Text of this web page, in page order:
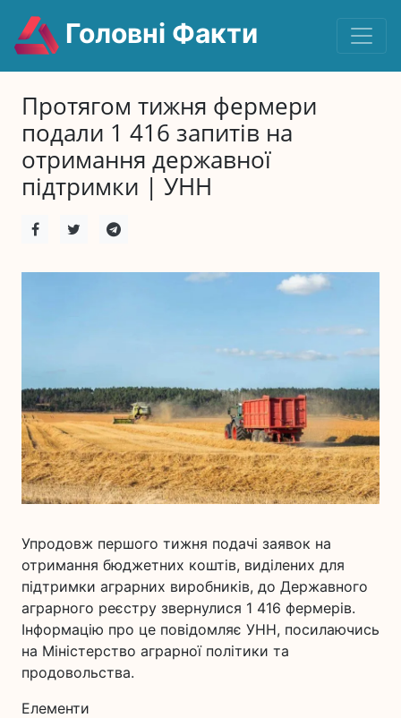
Головні Факти
Протягом тижня фермери
подали 1 416 запитів на
отримання державної
підтримки | УНН
Упродовж першого тижня подачі заявок на
отримання бюджетних коштів, виділених для
підтримки аграрних виробників, до Державного
аграрного реєстру звернулися 1 416 фермерів.
Інформацію про це повідомляє УНН, посилаючись
на Міністерство аграрної політики та
продовольства.
Елементи